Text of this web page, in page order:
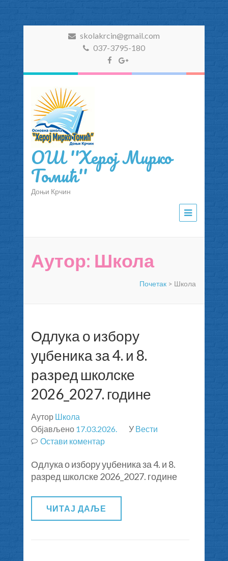
skolakrcin@gmail.com
037-3795-180
ОШ ''Херој Мирко
Томић''
Доњи Крчин
Аутор: Школа
Почетак > Школа
Одлука о избору
уџбеника за 4. и 8.
разред школске
2026_2027. године
Аутор Школа
Објављено 17.03.2026. У Вести
Остави коментар
о
избору
4.
Одлука о избору уџбеника за 4. и 8.
разред школске 2026_2027. године
ЧИТАЈ ДАЉЕ